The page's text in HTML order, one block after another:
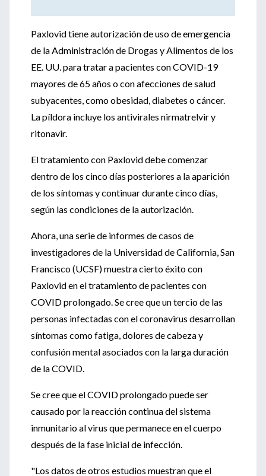
Paxlovid tiene autorización de uso de emergencia
de la Administración de Drogas y Alimentos de los
EE. UU. para tratar a pacientes con COVID-19
mayores de 65 años o con afecciones de salud
subyacentes, como obesidad, diabetes o cáncer.
La píldora incluye los antivirales nirmatrelvir y
ritonavir.
El tratamiento con Paxlovid debe comenzar
dentro de los cinco días posteriores a la aparición
de los síntomas y continuar durante cinco días,
según las condiciones de la autorización.
Ahora, una serie de informes de casos de
investigadores de la Universidad de California, San
Francisco (UCSF) muestra cierto éxito con
Paxlovid en el tratamiento de pacientes con
COVID prolongado. Se cree que un tercio de las
personas infectadas con el coronavirus desarrollan
síntomas como fatiga, dolores de cabeza y
confusión mental asociados con la larga duración
de la COVID.
Se cree que el COVID prolongado puede ser
causado por la reacción continua del sistema
inmunitario al virus que permanece en el cuerpo
después de la fase inicial de infección.
"Los datos de otros estudios muestran que el